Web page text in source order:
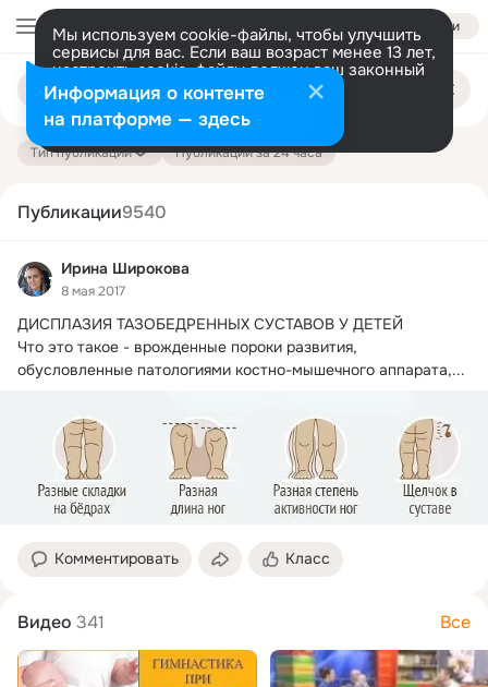
Войти
Мы используем cookie-файлы, чтобы улучшить
сервисы для вас. Если ваш возраст менее 13 лет,
настроить cookie-файлы должен ваш законный
представитель. Больше информации
Разрешить все Настроить
Поиск
публикациям
Тип публикации Публикации за 24 часа
Публикации9540
Ирина Широкова
8 мая 2017
ДИСПЛАЗИЯ ТАЗОБЕДРЕННЫХ СУСТАВОВ У ДЕТЕЙ
Что это такое - врожденные пороки развития,
обусловленные патологиями костно-мышечного аппарата,...
Комментировать Класс
Видео 341 Все
Информация о контенте
на платформе — здесь